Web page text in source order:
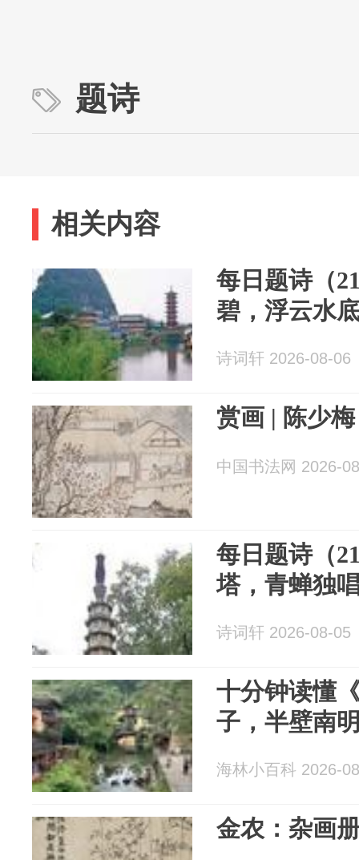
题诗
相关内容
每日题诗（
碧，浮云水
诗词轩 2026-08-06
赏画 | 陈少
中国书法网 2026-
每日题诗（
塔，青蝉独
诗词轩 2026-08-05
十分钟读懂
子，半壁南
海林小百科 2026-
金农：杂画